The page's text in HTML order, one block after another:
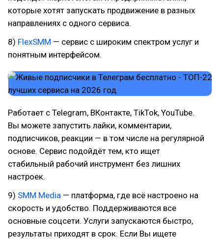
которые хотят запускать продвижение в разных
направлениях с одного сервиса.
8) FlexSMM — сервис с широким спектром услуг и
понятным интерфейсом.
Работает с Telegram, ВКонтакте, TikTok, YouTube.
Вы можете запустить лайки, комментарии,
подписчиков, реакции — в том числе на регулярной
основе. Сервис подойдёт тем, кто ищет
стабильный рабочий инструмент без лишних
настроек.
9) SMM Media — платформа, где всё настроено на
скорость и удобство. Поддерживаются все
основные соцсети. Услуги запускаются быстро,
результаты приходят в срок. Если Вы ищете